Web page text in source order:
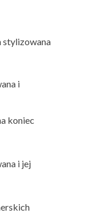
koniec